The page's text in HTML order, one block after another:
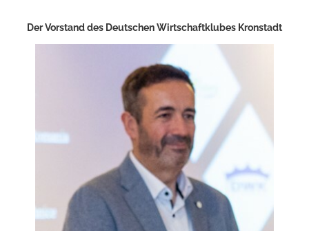
Der Vorstand des Deutschen Wirtschaftklubes Kronstadt